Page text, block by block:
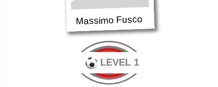
Massimo Fusco
LEVEL 1